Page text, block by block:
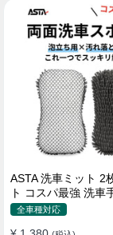
属 水道接続不要 多
クト収納
ASTA 洗車ミット 2
ト コスパ最強 洗車
ロファイバー製 洗車
全車種対応